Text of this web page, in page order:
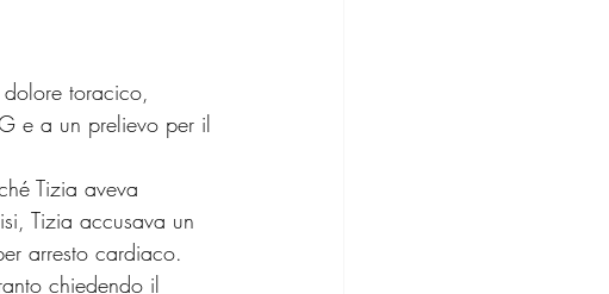
toracico,
e a un prelievo per il
Tizia aveva
Tizia accusava un
arresto cardiaco.
chiedendo il